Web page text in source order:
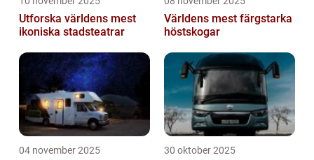
Utforska världens mest
ikoniska stadsteatrar
Världens mest färgstarka
höstskogar
04 november 2025 30 oktober 2025